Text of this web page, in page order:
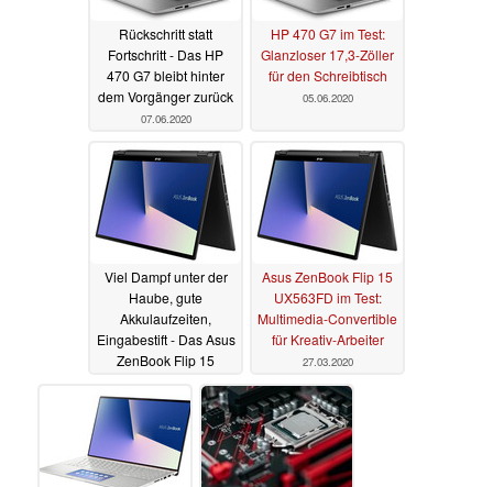
Rückschritt statt
Fortschritt - Das HP
470 G7 bleibt hinter
dem Vorgänger zurück
07.06.2020
HP 470 G7 im Test:
Glanzloser 17,3-Zöller
für den Schreibtisch
05.06.2020
Viel Dampf unter der
Haube, gute
Akkulaufzeiten,
Eingabestift - Das Asus
ZenBook Flip 15
UX563FD im Test
27.03.2020
Asus ZenBook Flip 15
UX563FD im Test:
Multimedia-Convertible
für Kreativ-Arbeiter
27.03.2020